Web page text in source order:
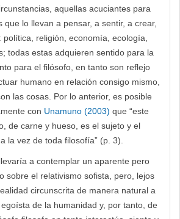
aquellas acuciantes para
que lo llevan a pensar, a sentir, a crear,
política, religión, economía, ecología,
todas estas adquieren sentido para la
para el filósofo, en tanto son reflejo
humano en relación consigo mismo,
las cosas. Por lo anterior, es posible
con Unamuno (2003) que “este
de carne y hueso, es el sujeto y el
la vez de toda filosofía” (p. 3).
a contemplar un aparente pero
sobre el relativismo sofista, pero, lejos
circunscrita de manera natural a
de la humanidad y, por tanto, de